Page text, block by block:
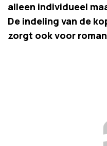
alleen individueel
De indeling van de
zorgt ook voor